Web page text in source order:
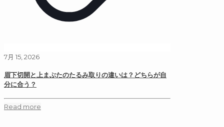
7月 15, 2026
眉下切開と上まぶたのたるみ取りの違いは？どちらが自
分に合う？
Read more